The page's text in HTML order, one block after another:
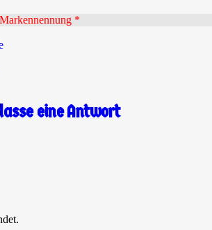
*
eine Antwort